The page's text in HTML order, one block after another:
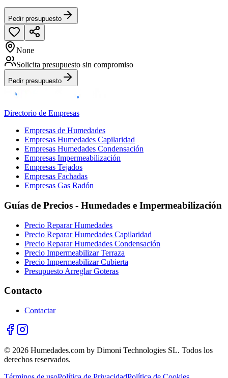
Pedir presupuesto
None
Solicita presupuesto sin compromiso
Pedir presupuesto
Directorio de Empresas
Empresas de Humedades
Empresas Humedades Capilaridad
Empresas Humedades Condensación
Empresas Impermeabilización
Empresas Tejados
Empresas Fachadas
Empresas Gas Radón
Guías de Precios - Humedades e Impermeabilización
Precio Reparar Humedades
Precio Reparar Humedades Capilaridad
Precio Reparar Humedades Condensación
Precio Impermeabilizar Terraza
Precio Impermeabilizar Cubierta
Presupuesto Arreglar Goteras
Contacto
Contactar
© 2026 Humedades.com by Dimoni Technologies SL. Todos los
derechos reservados.